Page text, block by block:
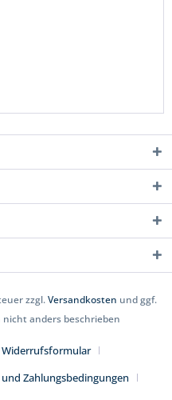
zzgl.Versandkosten und ggf.
anders beschrieben
Widerrufsformular
Zahlungsbedingungen